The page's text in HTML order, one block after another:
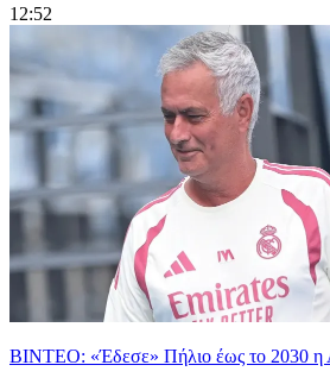
12:52
ΒΙΝΤΕΟ: «Έδεσε» Πήλιο έως το 2030